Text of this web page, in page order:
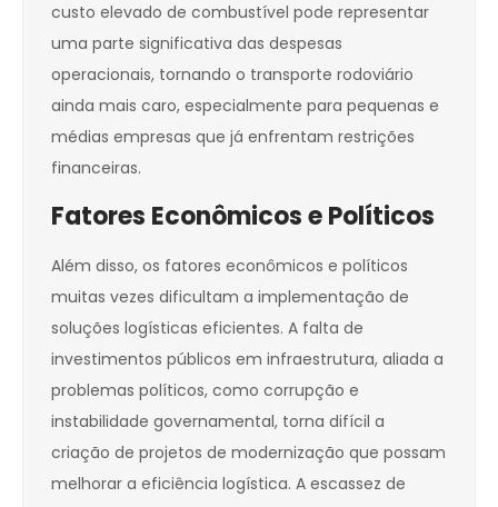
custo elevado de combustível pode representar
uma parte significativa das despesas
operacionais, tornando o transporte rodoviário
ainda mais caro, especialmente para pequenas e
médias empresas que já enfrentam restrições
financeiras.
Fatores Econômicos e Políticos
Além disso, os fatores econômicos e políticos
muitas vezes dificultam a implementação de
soluções logísticas eficientes. A falta de
investimentos públicos em infraestrutura, aliada a
problemas políticos, como corrupção e
instabilidade governamental, torna difícil a
criação de projetos de modernização que possam
melhorar a eficiência logística. A escassez de